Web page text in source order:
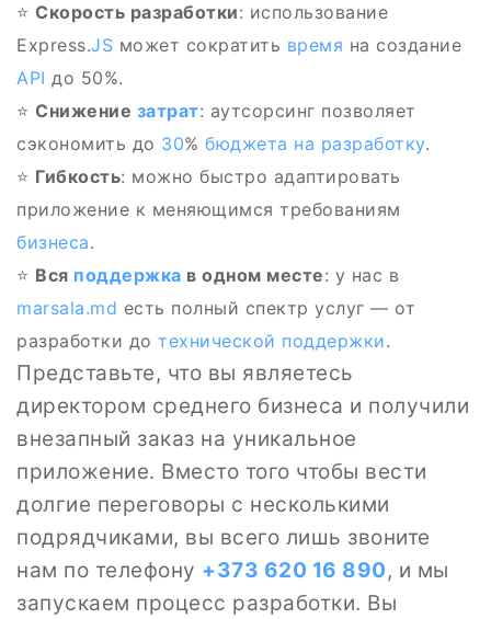
⭐ Скорость разработки: использование
Express.JS может сократить время на создание
API до 50%.
⭐ Снижение затрат: аутсорсинг позволяет
сэкономить до 30% бюджета на разработку.
⭐ Гибкость: можно быстро адаптировать
приложение к меняющимся требованиям
бизнеса.
⭐️ Вся поддержка в одном месте: у нас в
marsala.md есть полный спектр услуг — от
разработки до технической поддержки.
Представьте, что вы являетесь
директором среднего бизнеса и получили
внезапный заказ на уникальное
приложение. Вместо того чтобы вести
долгие переговоры с несколькими
подрядчиками, вы всего лишь звоните
нам по телефону +373 620 16 890, и мы
запускаем процесс разработки. Вы